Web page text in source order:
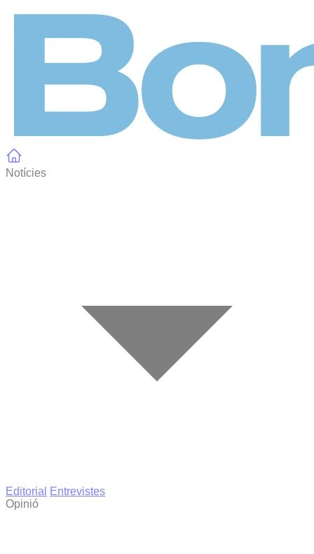
Notícies
Editorial
Entrevistes
Opinió